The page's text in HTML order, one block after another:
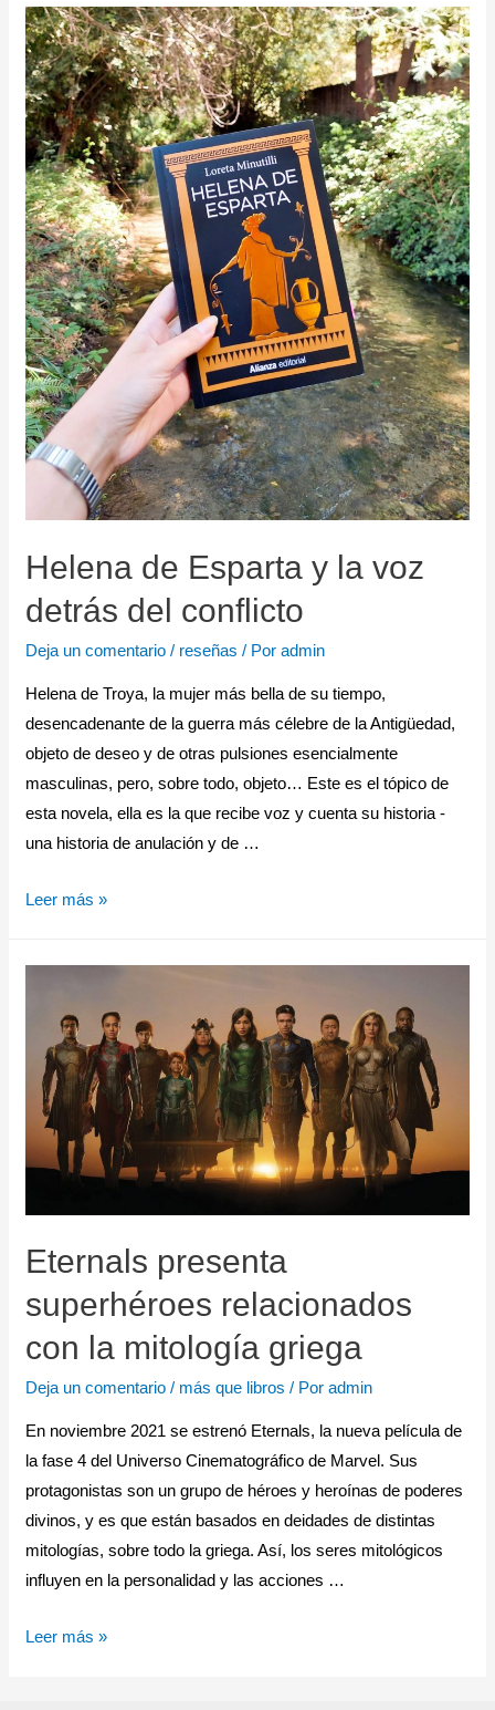
Helena de Esparta y la voz
detrás del conflicto
Deja un comentario / reseñas / Poradmin
Helena de Troya, la mujer más bella de su tiempo,
desencadenante de la guerra más célebre de la Antigüedad,
objeto de deseo y de otras pulsiones esencialmente
masculinas, pero, sobre todo, objeto… Este es el tópico de
esta novela, ella es la que recibe voz y cuenta su historia -
una historia de anulación y de …
Leer más »
Eternals presenta
superhéroes relacionados
con la mitología griega
Deja un comentario / más que libros / Poradmin
En noviembre 2021 se estrenó Eternals, la nueva película de
la fase 4 del Universo Cinematográfico de Marvel. Sus
protagonistas son un grupo de héroes y heroínas de poderes
divinos, y es que están basados en deidades de distintas
mitologías, sobre todo la griega. Así, los seres mitológicos
influyen en la personalidad y las acciones …
Leer más »